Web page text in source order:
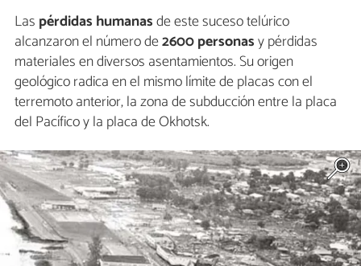
Las pérdidas humanasde este suceso telúrico
alcanzaron el número de2600 personasy pérdidas
materiales en diversos asentamientos. Su origen
geológico radica en el mismo límite de placas con el
terremoto anterior, la zona de subducción entre la placa
del Pacífico y la placa de Okhotsk.